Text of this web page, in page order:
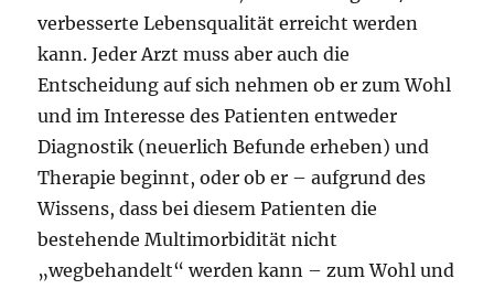
verbesserte Lebensqualität erreicht werden
kann. Jeder Arzt muss aber auch die
Entscheidung auf sich nehmen ob er zum Wohl
und im Interesse des Patienten entweder
Diagnostik (neuerlich Befunde erheben) und
Therapie beginnt, oder ob er – aufgrund des
Wissens, dass bei diesem Patienten die
bestehende Multimorbidität nicht
„wegbehandelt“ werden kann – zum Wohl und